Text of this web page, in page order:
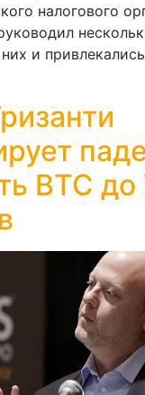
налогового
и
ВТС